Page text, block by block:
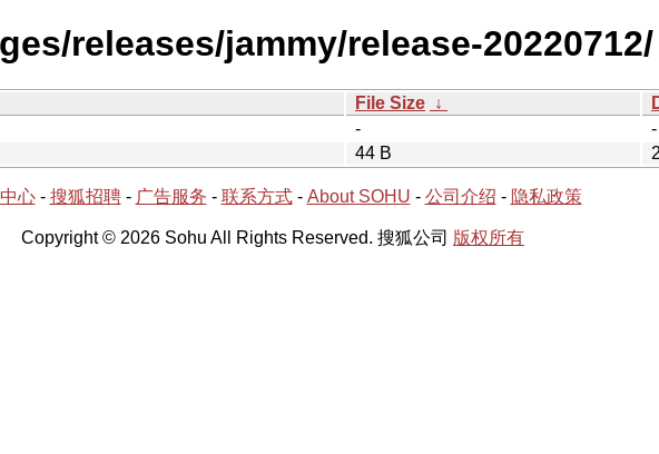
releases/jammy/release-20220712/
File Size ↓
-
-
44 B
心- 搜狐招聘- 广告服务 - 联系方式- About SOHU - 公司介绍 - 隐私政策
Copyright © 2026 Sohu All Rights Reserved. 搜狐公司 版权所有